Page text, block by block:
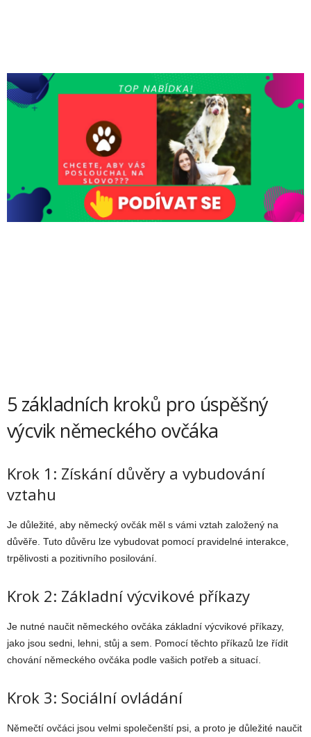
5 základních kroků pro úspěšný
výcvik německého ovčáka
Krok 1: Získání důvěry a vybudování
vztahu
Je důležité, aby německý ovčák měl s vámi vztah založený na
důvěře. Tuto důvěru lze vybudovat pomocí pravidelné interakce,
trpělivosti a pozitivního posilování.
Krok 2: Základní výcvikové příkazy
Je nutné naučit německého ovčáka základní výcvikové příkazy,
jako jsou sedni, lehni, stůj a sem. Pomocí těchto příkazů lze řídit
chování německého ovčáka podle vašich potřeb a situací.
Krok 3: Sociální ovládání
Němečtí ovčáci jsou velmi společenští psi, a proto je důležité naučit